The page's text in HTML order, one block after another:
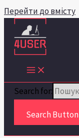
Перейти до вмісту
Search for:
Search Button